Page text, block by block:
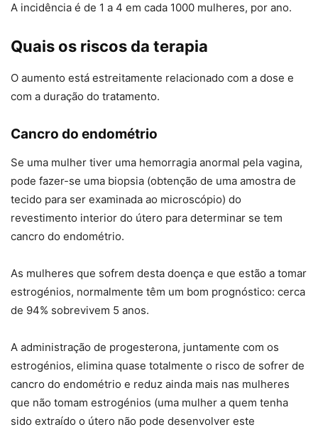
A incidência é de 1 a 4 em cada 1000 mulheres, por ano.
Quais os riscos da terapia
O aumento está estreitamente relacionado com a dose e
com a duração do tratamento.
Cancro do endométrio
Se uma mulher tiver uma hemorragia anormal pela vagina,
pode fazer-se uma biopsia (obtenção de uma amostra de
tecido para ser examinada ao microscópio) do
revestimento interior do útero para determinar se tem
cancro do endométrio.
As mulheres que sofrem desta doença e que estão a tomar
estrogénios, normalmente têm um bom prognóstico: cerca
de 94% sobrevivem 5 anos.
A administração de progesterona, juntamente com os
estrogénios, elimina quase totalmente o risco de sofrer de
cancro do endométrio e reduz ainda mais nas mulheres
que não tomam estrogénios (uma mulher a quem tenha
sido extraído o útero não pode desenvolver este